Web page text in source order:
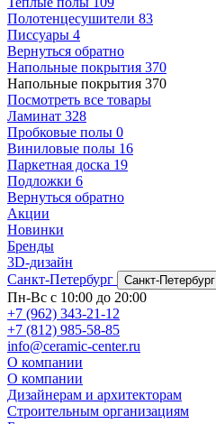
Полотенцесушители 83
Писсуары 4
Вернуться обратно
Напольные покрытия 370
Напольные покрытия 370
Посмотреть все товары
Ламинат 328
Пробковые полы 0
Виниловые полы 16
Паркетная доска 19
Подложки 6
Вернуться обратно
Акции
Новинки
Бренды
3D-дизайн
Санкт-Петербург
Санкт-Петербург
Пн-Вс с 10:00 до 20:00
+7 (962) 343-21-12
+7 (812) 985-58-85
info@ceramic-center.ru
О компании
О компании
Дизайнерам и архитекторам
Строительным организациям